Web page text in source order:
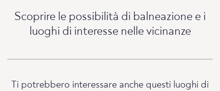
Scoprire le possibilità di balneazione e i
luoghi di interesse nelle vicinanze
Ti potrebbero interessare anche questi luoghi di